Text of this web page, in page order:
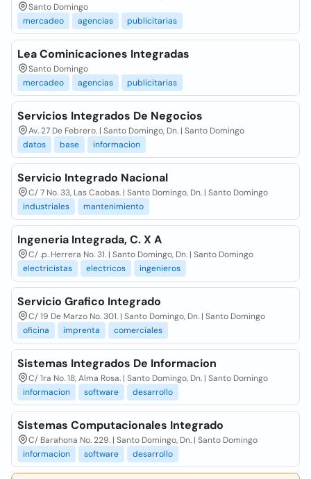
Santo Domingo
mercadeo
agencias publicitarias
Lea Cominicaciones Integradas
Santo Domingo
mercadeo
agencias publicitarias
Servicios Integrados De Negocios
Av. 27 De Febrero. | Santo Domingo, Dn. | Santo Domingo
datos
base informacion
Servicio Integrado Nacional
C/ 7 No. 33, Las Caobas. | Santo Domingo, Dn. | Santo Domingo
industriales
mantenimiento
Ingeneria Integrada, C. X A
C/ .p. Herrera No. 31. | Santo Domingo, Dn. | Santo Domingo
electricistas
electricos ingenieros
Servicio Grafico Integrado
C/ 19 De Marzo No. 301. | Santo Domingo, Dn. | Santo Domingo
oficina
imprenta comerciales
Sistemas Integrados De Informacion
C/ 1ra No. 18, Alma Rosa. | Santo Domingo, Dn. | Santo Domingo
informacion
software desarrollo
Sistemas Computacionales Integrado
C/ Barahona No. 229. | Santo Domingo, Dn. | Santo Domingo
informacion
software desarrollo